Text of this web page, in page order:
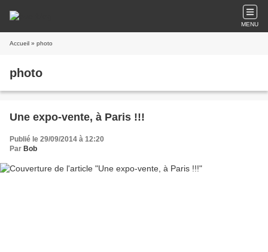
MENU
Accueil » photo
photo
Une expo-vente, à Paris !!!
Publié le 29/09/2014 à 12:20
Par Bob